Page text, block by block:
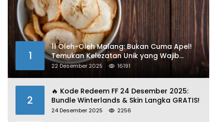
1
11 Oleh-Oleh Malang: Bukan Cuma Apel!
Temukan Kelezatan Unik yang Wajib
Dibawa
22 Desember 2025 16191
2
🔥 Kode Redeem FF 24 Desember 2025:
Bundle Winterlands & Skin Langka GRATIS!
24 Desember 2025 2256